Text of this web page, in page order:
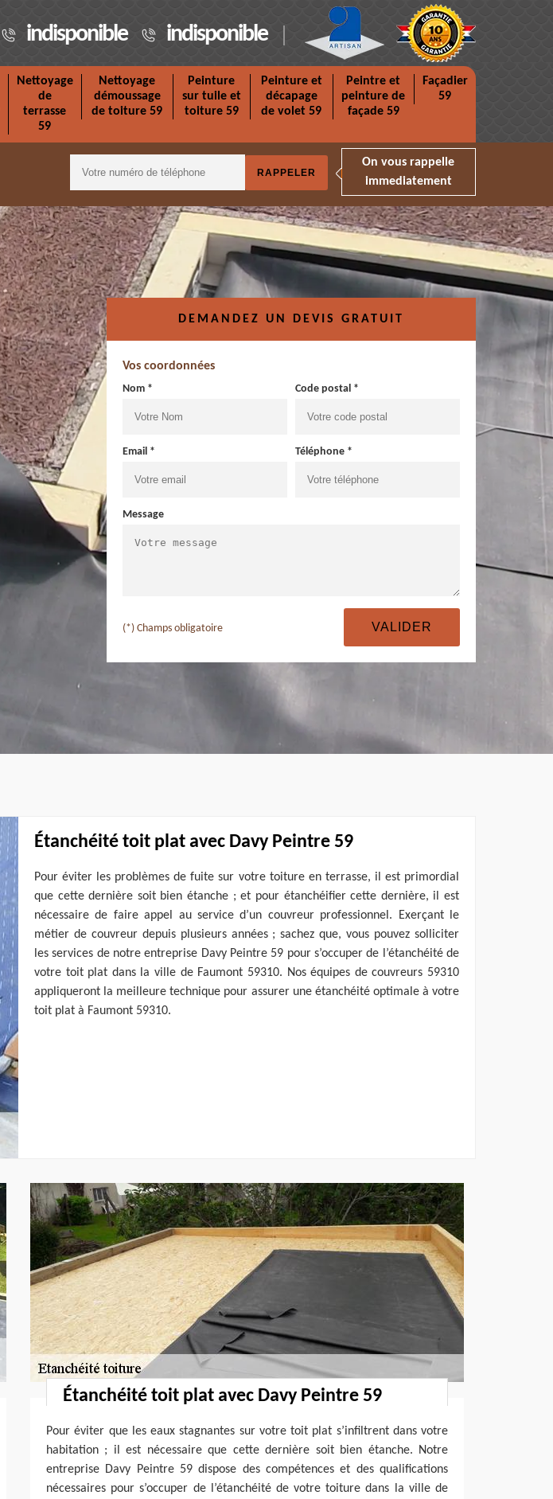
indisponible indisponible
Nettoyage
de
terrasse
59
Nettoyage
démoussage
de toiture 59
Peinture
sur tuile et
toiture 59
Peinture et
décapage
de volet 59
Peintre et
peinture de
façade 59
Façadier
59
On vous rappelle
immediatement
DEMANDEZ UN DEVIS GRATUIT
Vos coordonnées
Nom * Code postal *
Email * Téléphone *
Message
(*) Champs obligatoire
Étanchéité toit plat avec Davy Peintre 59
Pour éviter les problèmes de fuite sur votre toiture en terrasse, il est primordial
que cette dernière soit bien étanche ; et pour étanchéifier cette dernière, il est
nécessaire de faire appel au service d’un couvreur professionnel. Exerçant le
métier de couvreur depuis plusieurs années ; sachez que, vous pouvez solliciter
les services de notre entreprise Davy Peintre 59 pour s’occuper de l’étanchéité de
votre toit plat dans la ville de Faumont 59310. Nos équipes de couvreurs 59310
appliqueront la meilleure technique pour assurer une étanchéité optimale à votre
toit plat à Faumont 59310.
Étanchéité toit plat avec Davy Peintre 59
Pour éviter que les eaux stagnantes sur votre toit plat s’infiltrent dans votre
habitation ; il est nécessaire que cette dernière soit bien étanche. Notre
entreprise Davy Peintre 59 dispose des compétences et des qualifications
nécessaires pour s’occuper de l’étanchéité de votre toiture dans la ville de